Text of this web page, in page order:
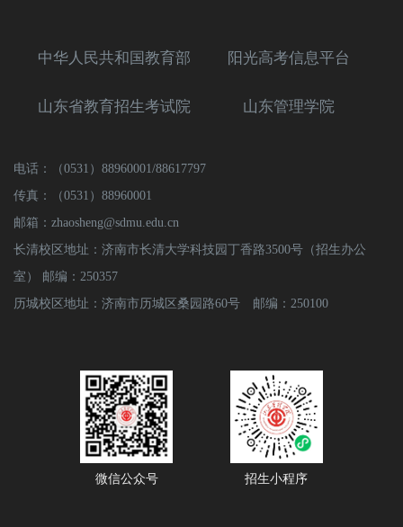
中华人民共和国教育部 阳光高考信息平台
山东省教育招生考试院 山东管理学院
电话：（0531）88960001/88617797
传真：（0531）88960001
邮箱：zhaosheng@sdmu.edu.cn
长清校区地址：济南市长清大学科技园丁香路3500号（招生办公
室） 邮编：250357
历城校区地址：济南市历城区桑园路60号 邮编：250100
微信公众号 招生小程序